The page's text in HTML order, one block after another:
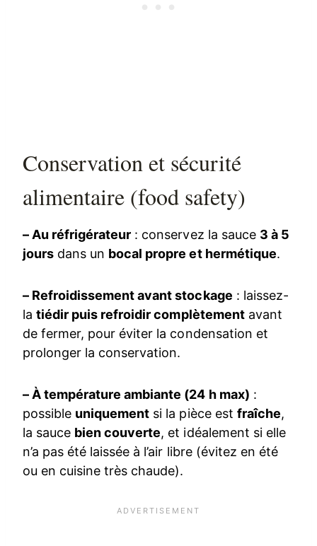
Conservation et sécurité
alimentaire (food safety)
– Au réfrigérateur : conservez la sauce 3 à 5
jours dans un bocal propre et hermétique.
– Refroidissement avant stockage : laissez-
latiédir puis refroidir complètementavant
de fermer, pour éviter la condensation et
prolonger la conservation.
– À température ambiante (24 h max) :
possible uniquement si la pièce est fraîche,
la sauce bien couverte, et idéalement si elle
n’a pas été laissée à l’air libre (évitez en été
ou en cuisine très chaude).